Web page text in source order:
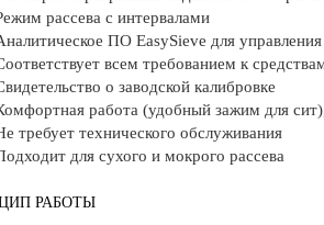
рассева с интервалами
ПО EasySieve для
всем требованием к
о заводской калибровке
работа (удобный зажим для
требует технического обслуживания
для сухого и мокрого рассева
РАБОТЫ